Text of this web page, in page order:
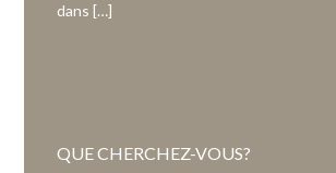
dans […]
QUE CHERCHEZ-VOUS?